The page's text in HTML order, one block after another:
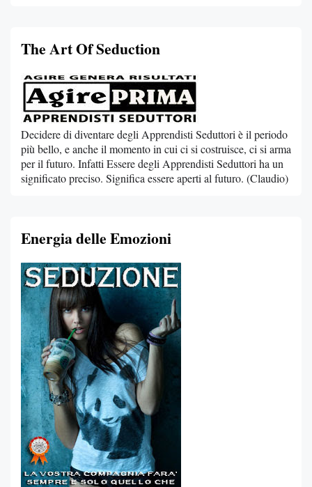
The Art Of Seduction
Decidere di diventare degli Apprendisti Seduttori è il periodo
più bello, e anche il momento in cui ci si costruisce, ci si arma
per il futuro. Infatti Essere degli Apprendisti Seduttori ha un
significato preciso. Significa essere aperti al futuro. (Claudio)
Energia delle Emozioni